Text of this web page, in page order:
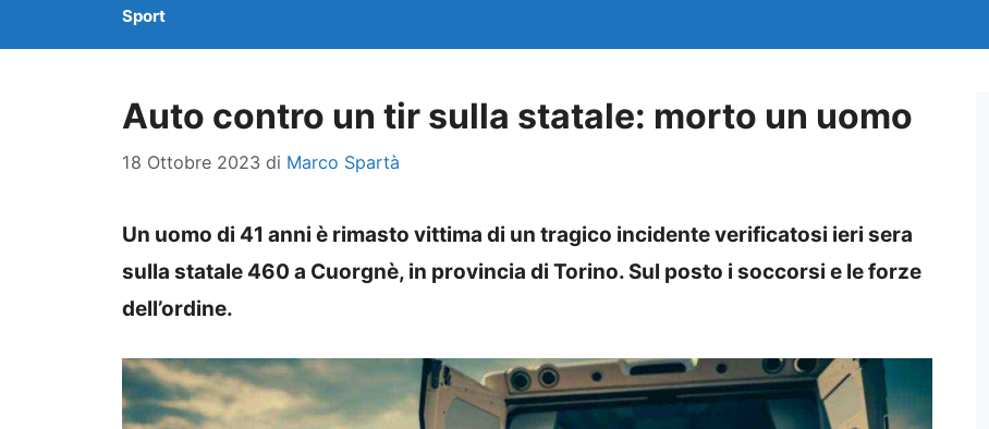
Sport
Auto contro un tir sulla statale: morto un uomo
18 Ottobre 2023 di Marco Spartà
Un uomo di 41 anni è rimasto vittima di un tragico incidente verificatosi ieri sera
sulla statale 460 a Cuorgnè, in provincia di Torino. Sul posto i soccorsi e le forze
dell’ordine.